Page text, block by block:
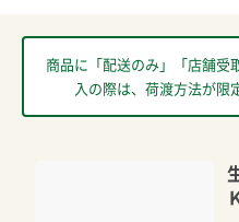
商品に「配送のみ」「店舗受
入の際は、荷渡方法が限